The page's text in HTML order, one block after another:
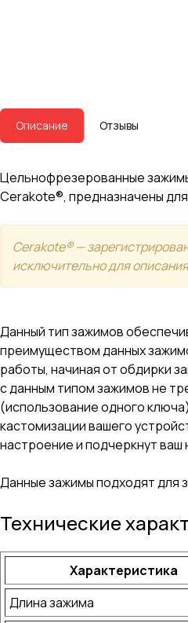
Описание Отзывы
Цельнофрезерованные
Cerakote®, предназначены
Cerakote® —
исключительно для
Данный тип зажимов
преимуществом данных
работы, начиная от обдирки
с данным типом зажимов не
(использование одного
кастомизации вашего
настроение и подчеркнут
Данные зажимы подходят для
Технические
Характеристика
Длина зажима